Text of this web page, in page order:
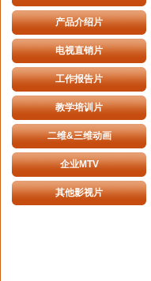
产品介绍片
电视直销片
工作报告片
教学培训片
二维&三维动画
企业MTV
其他影视片